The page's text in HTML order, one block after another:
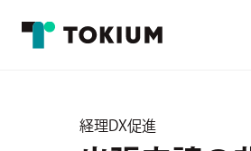
経理DX促進